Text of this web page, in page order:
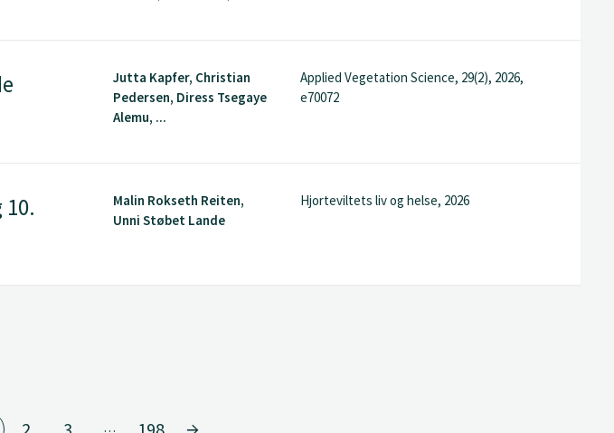
Jutta Kapfer, Christian
Pedersen, Diress Tsegaye
Alemu, ...
Applied Vegetation Science, 29(2), 2026,
e70072
Malin Rokseth Reiten,
Unni Støbet Lande
Hjorteviltets liv og helse, 2026
…